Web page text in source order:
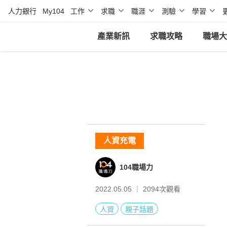
人力銀行 My104 工作 求職 職涯 測驗 學習
產業新訊 求職攻略 職場
人資充電
104職場力
2022.05.05 ｜ 2094次觀看
人資 親子話題